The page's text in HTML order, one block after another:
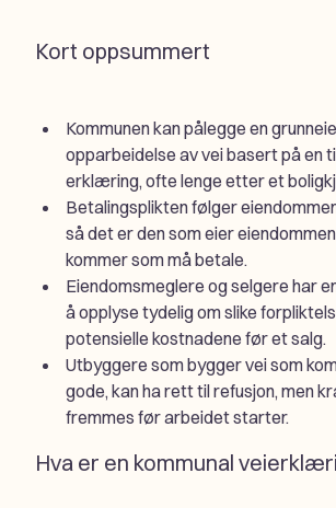
Kort oppsummert
Kommunen kan pålegge en
opparbeidelse av vei basert på en
erklæring, ofte lenge etter et
Betalingsplikten følger
så det er den som eier
kommer som må betale.
Eiendomsmeglere og selgere har
å opplyse tydelig om slike
potensielle kostnadene før et salg.
Utbyggere som bygger vei som
gode, kan ha rett til refusjon, men
fremmes før arbeidet starter.
Hva er en kommunal